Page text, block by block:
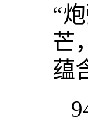
“
芒
蕴